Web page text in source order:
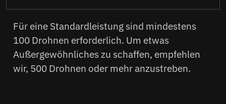
Für eine Standardleistung sind mindestens
100 Drohnen erforderlich. Um etwas
Außergewöhnliches zu schaffen, empfehlen
wir, 500 Drohnen oder mehr anzustreben.